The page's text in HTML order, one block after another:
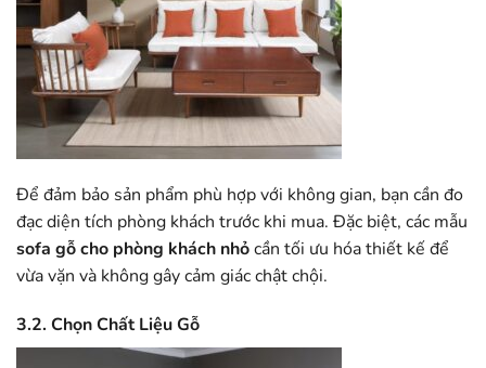
Để đảm bảo sản phẩm phù hợp với không gian, bạn cần đo
đạc diện tích phòng khách trước khi mua. Đặc biệt, các mẫu
sofa gỗ cho phòng khách nhỏcần tối ưu hóa thiết kế để
vừa vặn và không gây cảm giác chật chội.
3.2. Chọn Chất Liệu Gỗ